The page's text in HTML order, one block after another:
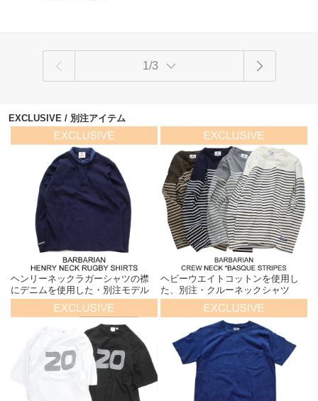
1/3
EXCLUSIVE / 別注アイテム
ヘンリーネックラガーシャツの襟
にデニムを使用した・別注モデル
ヘビーウエイトコットンを使用し
た、別注・クルーネックシャツ